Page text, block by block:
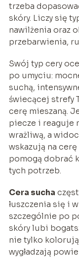
trzeba
skóry. Liczy się
nawilżenia oraz
przebarwienia,
Swój typ cery
po umyciu:
suchą,
świecącej strefy
cerę mieszaną.
piecze i reaguje
wrażliwą, a
wskazują na
pomogą dobrać
tych potrzeb.
Cera sucha
łuszczenia się i
szczególnie po
skóry lubi
nie tylko
wygładzają